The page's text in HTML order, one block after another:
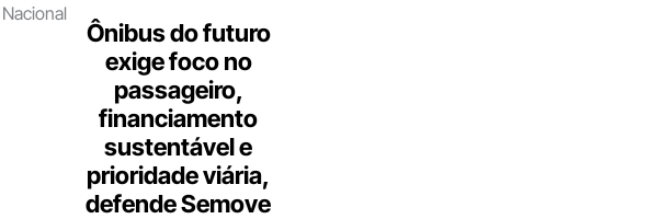
Ônibus do futuro
exige foco no
passageiro,
financiamento
sustentável e
prioridade viária,
defende Semove